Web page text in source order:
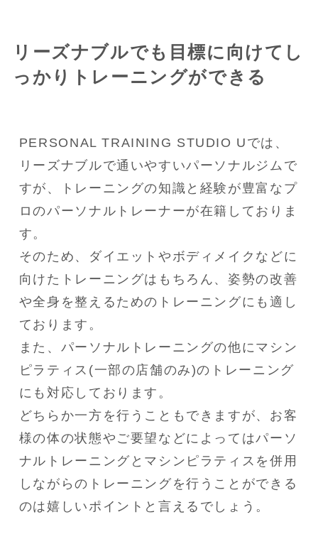
リーズナブルでも目標に向けてし
っかりトレーニングができる
PERSONAL TRAINING STUDIO Uでは、
リーズナブルで通いやすいパーソナルジムで
すが、トレーニングの知識と経験が豊富なプ
ロのパーソナルトレーナーが在籍しておりま
す。
そのため、ダイエットやボディメイクなどに
向けたトレーニングはもちろん、姿勢の改善
や全身を整えるためのトレーニングにも適し
ております。
また、パーソナルトレーニングの他にマシン
ピラティス(一部の店舗のみ)のトレーニング
にも対応しております。
どちらか一方を行うこともできますが、お客
様の体の状態やご要望などによってはパーソ
ナルトレーニングとマシンピラティスを併用
しながらのトレーニングを行うことができる